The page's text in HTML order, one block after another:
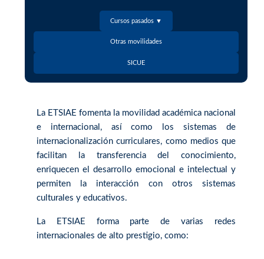
Cursos pasados ▼
Otras movilidades
SICUE
La ETSIAE fomenta la movilidad académica nacional
e internacional, así como los sistemas de
internacionalización curriculares, como medios que
facilitan la transferencia del conocimiento,
enriquecen el desarrollo emocional e intelectual y
permiten la interacción con otros sistemas
culturales y educativos.
La ETSIAE forma parte de varias redes
internacionales de alto prestigio, como: